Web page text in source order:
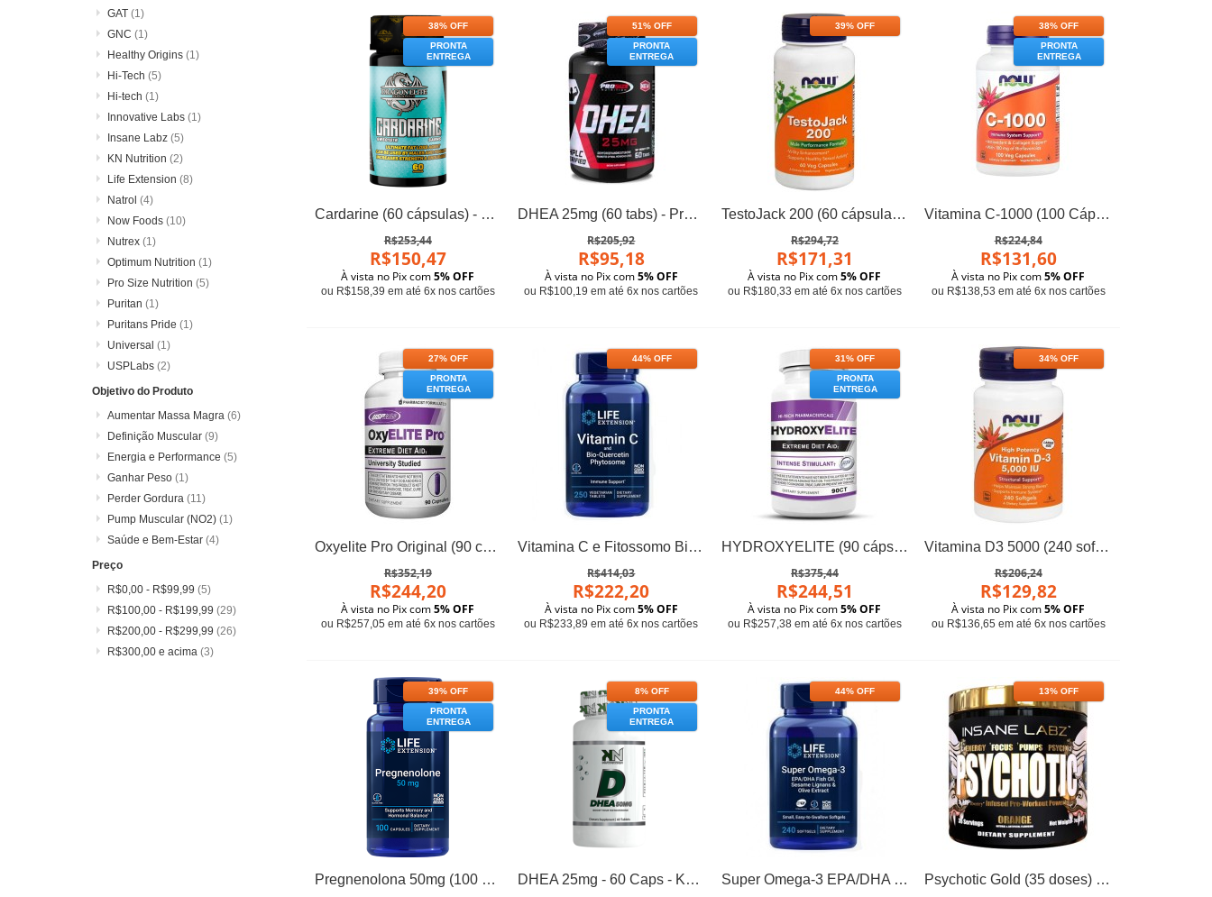
38% OFF
PRONTA
ENTREGA
Cardarine (60 cápsulas) - Dragon Elite
R$253,44
R$150,47
À vista no Pix com5% OFF
ou R$158,39 em até 6x nos cartões
51% OFF
PRONTA
ENTREGA
DHEA 25mg (60 tabs) - Pro Size Nutrition
R$205,92
R$95,18
À vista no Pix com5% OFF
ou R$100,19 em até 6x nos cartões
39% OFF
TestoJack 200 (60 cápsulas) - Now Foods
R$294,72
R$171,31
À vista no Pix com5% OFF
ou R$180,33 em até 6x nos cartões
38% OFF
PRONTA
ENTREGA
Vitamina C-1000 (100 Cápsulas) - Now Foods
R$224,84
R$131,60
À vista no Pix com5% OFF
ou R$138,53 em até 6x nos cartões
27% OFF
PRONTA
ENTREGA
Oxyelite Pro Original (90 cápsulas) - USPLabs
R$352,19
R$244,20
À vista no Pix com5% OFF
ou R$257,05 em até 6x nos cartões
44% OFF
Vitamina C e Fitossomo Bio-Quercetina (250 tabletes) - Life Extension
R$414,03
R$222,20
À vista no Pix com5% OFF
ou R$233,89 em até 6x nos cartões
31% OFF
PRONTA
ENTREGA
HYDROXYELITE (90 cápsulas) - Hi-Tech Pharma
R$375,44
R$244,51
À vista no Pix com5% OFF
ou R$257,38 em até 6x nos cartões
34% OFF
Vitamina D3 5000 (240 softgels) - Now Foods
R$206,24
R$129,82
À vista no Pix com5% OFF
ou R$136,65 em até 6x nos cartões
39% OFF
PRONTA
ENTREGA
Pregnenolona 50mg (100 caps) - Life Extension
8% OFF
PRONTA
ENTREGA
DHEA 25mg - 60 Caps - KN Nutrition
44% OFF
Super Omega-3 EPA/DHA (240 softgels) - Life Extension
13% OFF
Psychotic Gold (35 doses) - Insane Labz
GAT (1)
GNC (1)
Healthy Origins (1)
Hi-Tech (5)
Hi-tech (1)
Innovative Labs (1)
Insane Labz (5)
KN Nutrition (2)
Life Extension (8)
Natrol (4)
Now Foods (10)
Nutrex (1)
Optimum Nutrition (1)
Pro Size Nutrition (5)
Puritan (1)
Puritans Pride (1)
Universal (1)
USPLabs (2)
Objetivo do Produto
Aumentar Massa Magra (6)
Definição Muscular (9)
Energia e Performance (5)
Ganhar Peso (1)
Perder Gordura (11)
Pump Muscular (NO2) (1)
Saúde e Bem-Estar (4)
Preço
R$0,00 - R$99,99 (5)
R$100,00 - R$199,99 (29)
R$200,00 - R$299,99 (26)
R$300,00 e acima (3)